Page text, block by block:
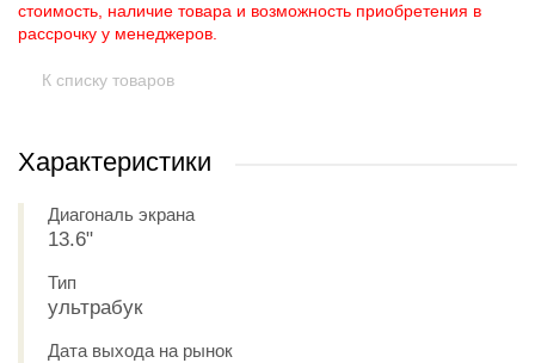
стоимость, наличие товара и возможность приобретения в
рассрочку у менеджеров.
К списку товаров
Характеристики
Диагональ экрана
13.6"
Тип
ультрабук
Дата выхода на рынок